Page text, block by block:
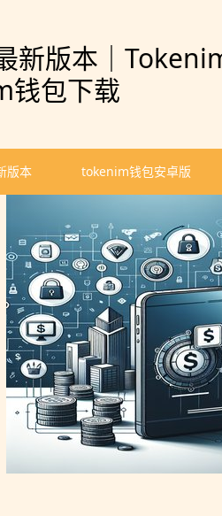
新版本｜
钱包下载
版本 tokenim钱包安卓版